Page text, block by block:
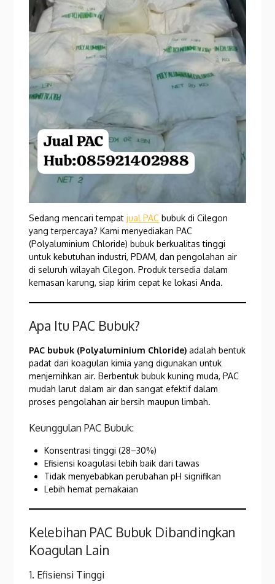
Sedang mencari tempatjual PAC bubuk di Cilegon
yang terpercaya? Kami menyediakan PAC
(Polyaluminium Chloride) bubuk berkualitas tinggi
untuk kebutuhan industri, PDAM, dan pengolahan air
di seluruh wilayah Cilegon. Produk tersedia dalam
kemasan karung, siap kirim cepat ke lokasi Anda.
Apa Itu PAC Bubuk?
PAC bubuk (Polyaluminium Chloride) adalah bentuk
padat dari koagulan kimia yang digunakan untuk
menjernihkan air. Berbentuk bubuk kuning muda, PAC
mudah larut dalam air dan sangat efektif dalam
proses pengolahan air bersih maupun limbah.
Keunggulan PAC Bubuk:
Konsentrasi tinggi (28–30%)
Efisiensi koagulasi lebih baik dari tawas
Tidak menyebabkan perubahan pH signifikan
Lebih hemat pemakaian
Kelebihan PAC Bubuk Dibandingkan
Koagulan Lain
1. Efisiensi Tinggi